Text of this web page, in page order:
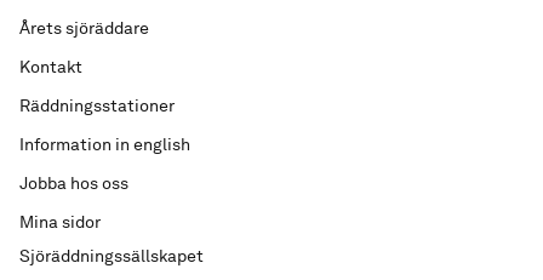
Sjöräddningssällskapet
Årets sjöräddare
Kontakt
Räddningsstationer
Information in english
Jobba hos oss
Mina sidor